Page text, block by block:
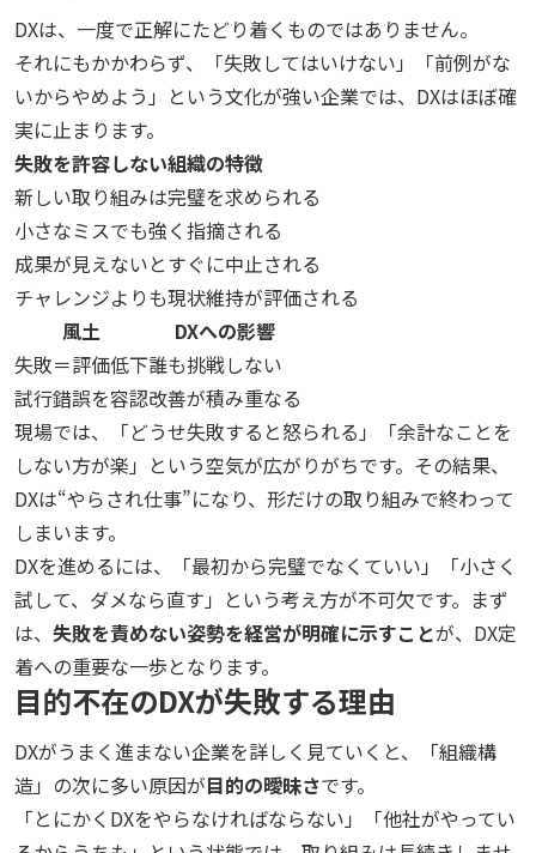
DXは、一度で正解にたどり着くものではありません。
それにもかかわらず、「失敗してはいけない」「前例がな
いからやめよう」という文化が強い企業では、DXはほぼ確
実に止まります。
失敗を許容しない組織の特徴
新しい取り組みは完璧を求められる
小さなミスでも強く指摘される
成果が見えないとすぐに中止される
チャレンジよりも現状維持が評価される
風土
DXへの影響
失敗＝評価低下誰も挑戦しない
試行錯誤を容認改善が積み重なる
現場では、「どうせ失敗すると怒られる」「余計なことを
しない方が楽」という空気が広がりがちです。その結果、
DXは“やらされ仕事”になり、形だけの取り組みで終わって
しまいます。
DXを進めるには、「最初から完璧でなくていい」「小さく
試して、ダメなら直す」という考え方が不可欠です。まず
は、 失敗を責めない姿勢を経営が明確に示すことが、DX定
着への重要な一歩となります。
目的不在のDXが失敗する理由
DXがうまく進まない企業を詳しく見ていくと、「組織構
造」の次に多い原因が目的の曖昧さです。
「とにかくDXをやらなければならない」「他社がやってい